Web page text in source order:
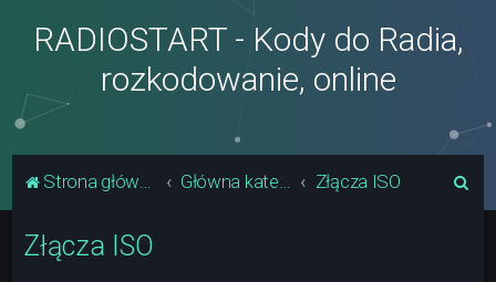
RADIOSTART - Kody do Radia,
rozkodowanie, online
Strona główna Główna kategoria forum Złącza ISO
Złącza ISO